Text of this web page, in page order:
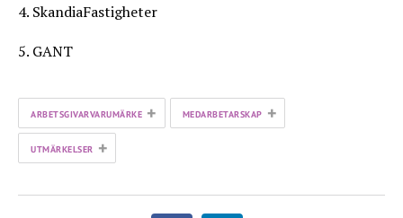
4. SkandiaFastigheter
5. GANT
ARBETSGIVARVARUMÄRKE + MEDARBETARSKAP +
UTMÄRKELSER +